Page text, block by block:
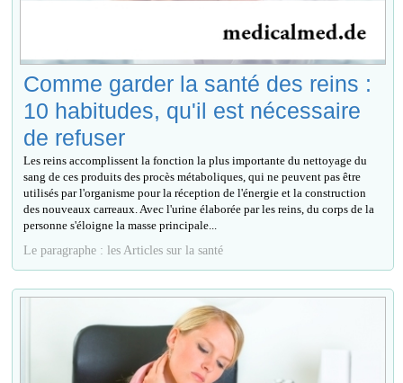
Comme garder la santé des reins :
10 habitudes, qu'il est nécessaire
de refuser
Les reins accomplissent la fonction la plus importante du nettoyage du
sang de ces produits des procès métaboliques, qui ne peuvent pas être
utilisés par l'organisme pour la réception de l'énergie et la construction
des nouveaux carreaux. Avec l'urine élaborée par les reins, du corps de la
personne s'éloigne la masse principale...
Le paragraphe : les Articles sur la santé